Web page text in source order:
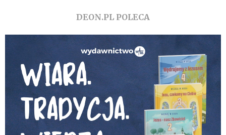
DEON.PL POLECA